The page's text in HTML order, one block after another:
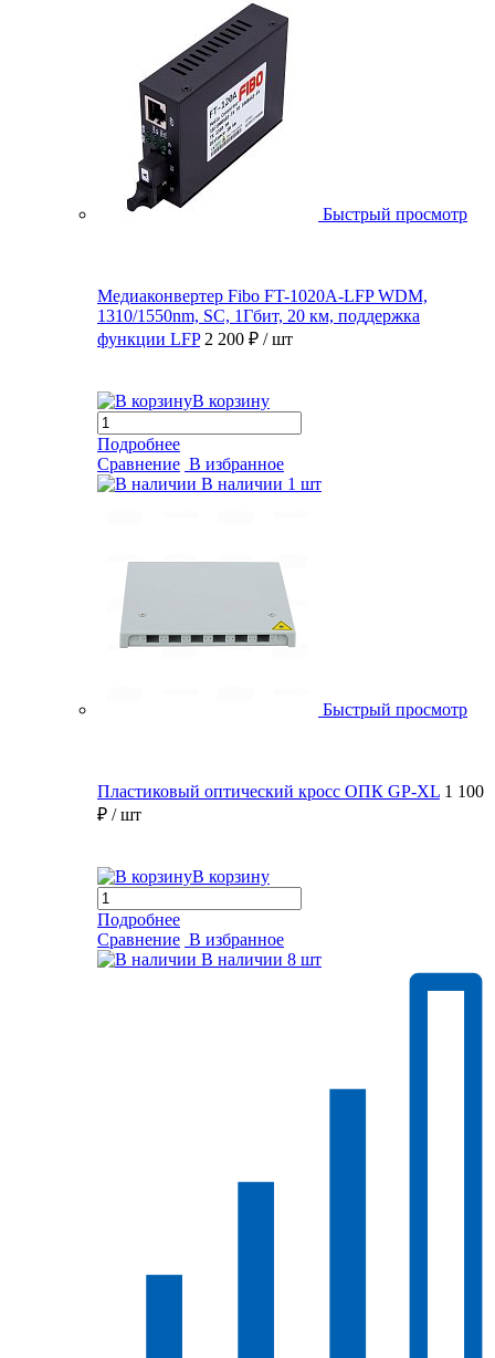
Быстрый просмотр
Медиаконвертер Fibo FT-1020A-LFP WDM,
1310/1550nm, SC, 1Гбит, 20 км, поддержка
функции LFP 2 200 ₽ / шт
В корзину
Подробнее
Сравнение В избранное
В наличии 1 шт
Быстрый просмотр
Пластиковый оптический кросс ОПК GP-XL 1 100
₽ / шт
В корзину
Подробнее
Сравнение В избранное
В наличии 8 шт